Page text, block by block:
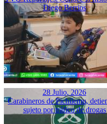
Diego Berrios
28 Julio, 2026
Carabineros de Pichilemu,
sujeto por tráfico de drogas